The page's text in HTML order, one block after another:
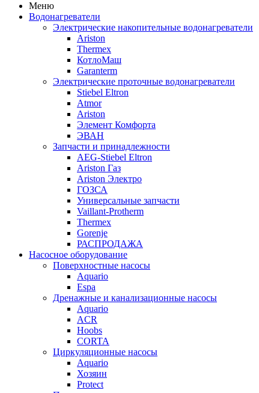
Меню
Водонагреватели
Электрические накопительные водонагреватели
Ariston
Thermex
КотлоМаш
Garanterm
Электрические проточные водонагреватели
Stiebel Eltron
Atmor
Ariston
Элемент Комфорта
ЭВАН
Запчасти и принадлежности
AEG-Stiebel Eltron
Ariston Газ
Ariston Электро
ГОЗСА
Универсальные запчасти
Vaillant-Protherm
Thermex
Gorenje
РАСПРОДАЖА
Насосное оборудование
Поверхностные насосы
Aquario
Espa
Дренажные и канализационные насосы
Aquario
ACR
Hoobs
CORTA
Циркуляционные насосы
Aquario
Хозяин
Protect